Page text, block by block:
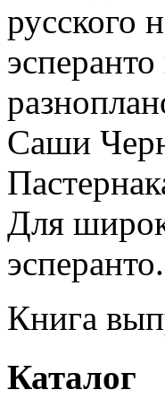
русского
Саши
Для
эсперанто.
Книга
Каталог